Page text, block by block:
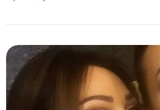
малата
принцеза
покажа
кој
е
“газда”